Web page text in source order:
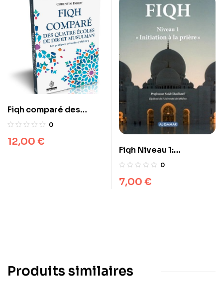
Fiqh comparé des
quatre écoles de droit
pratiques cultuelles
0
12,00 €
Fiqh Niveau 1:
« Initiation à la prière »
0
7,00 €
Produits similaires